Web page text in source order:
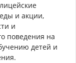
и акции,
и
поведения на
детей и